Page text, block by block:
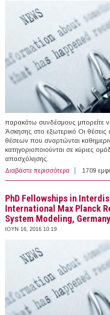
παρακάτω συνδέσμους μπορείτε
Άσκησης στο εξωτερικό Οι
θέσεων που αναρτώνται
κατηγοριοποιούνται σε κύριες
απασχόλησης.
Διαβάστε περισσότερα για 43
(17/06/2016)
1709
PhD Fellowships in
International Max Planck
System Modeling,
ΙΟΥΝ 16, 2016 10:19